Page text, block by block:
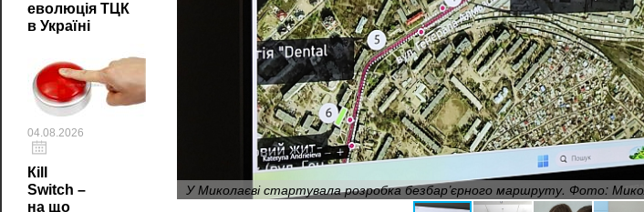
еволюція ТЦК
в Україні
04.08.2026
Кill
Switch –
на що
У Миколаєві стартувала розробка безбар’єрного маршруту. Фото: